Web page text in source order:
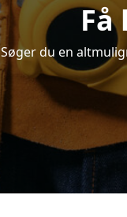
Få
Søger du en